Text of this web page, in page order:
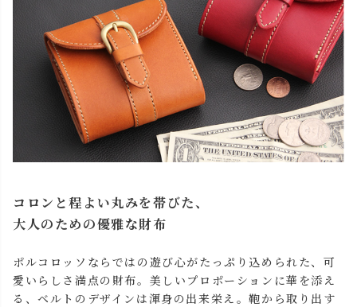
コロンと程よい丸みを帯びた、
大人のための優雅な財布
ポルコロッソならではの遊び心がたっぷり込められた、可
愛いらしさ満点の財布。美しいプロポーションに華を添え
る、ベルトのデザインは渾身の出来栄え。鞄から取り出す